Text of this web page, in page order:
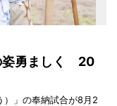
姿勇ましく 20
）」の奉納試合が8月2